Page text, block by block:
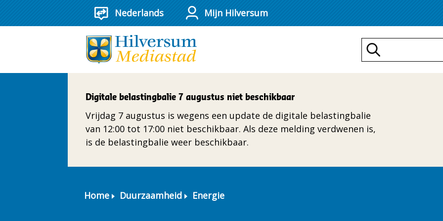
Mijn Hilversum
Zoeken
Digitale belastingbalie 7 augustus niet beschikbaar
Vrijdag 7 augustus is wegens een update de digitale belastingbalie
van 12:00 tot 17:00 niet beschikbaar. Als deze melding verdwenen is,
is de belastingbalie weer beschikbaar.
Home Duurzaamheid Energie